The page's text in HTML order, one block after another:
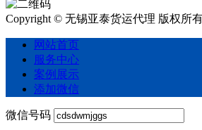
Copyright © 无锡亚泰货运代理 版权所
网站首页
服务中心
案例展示
添加微信
微信号码